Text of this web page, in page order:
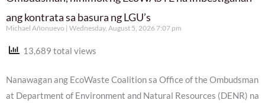
ang kontrata sa basura ng LGU’s
Michael Añonuevo Wednesday, August 5, 2026 7:07 pm
13,689 total views
Nanawagan ang EcoWaste Coalition sa Office of the Ombudsman
at Department of Environment and Natural Resources (DENR) na